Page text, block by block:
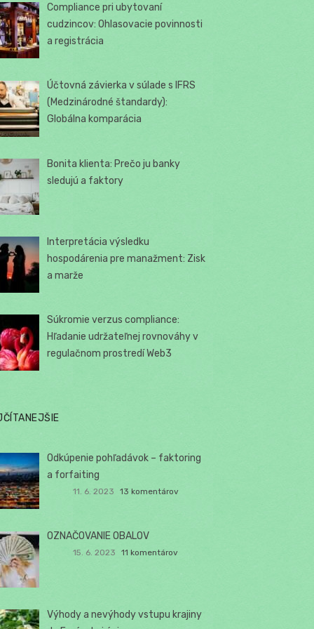
Compliance pri ubytovaní
cudzincov: Ohlasovacie povinnosti
a registrácia
Účtovná závierka v súlade s IFRS
(Medzinárodné štandardy):
Globálna komparácia
Bonita klienta: Prečo ju banky
sledujú a faktory
Interpretácia výsledku
hospodárenia pre manažment: Zisk
a marže
Súkromie verzus compliance:
Hľadanie udržateľnej rovnováhy v
regulačnom prostredí Web3
Odkúpenie pohľadávok – faktoring
a forfaiting
11. 6. 2023 13 komentárov
OZNAČOVANIE OBALOV
15. 6. 2023 11 komentárov
Výhody a nevýhody vstupu krajiny